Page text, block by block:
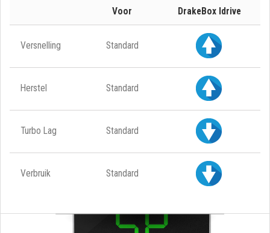
Voor DrakeBox Idrive
Versnelling Standard
Herstel Standard
Turbo Lag Standard
Verbruik Standard